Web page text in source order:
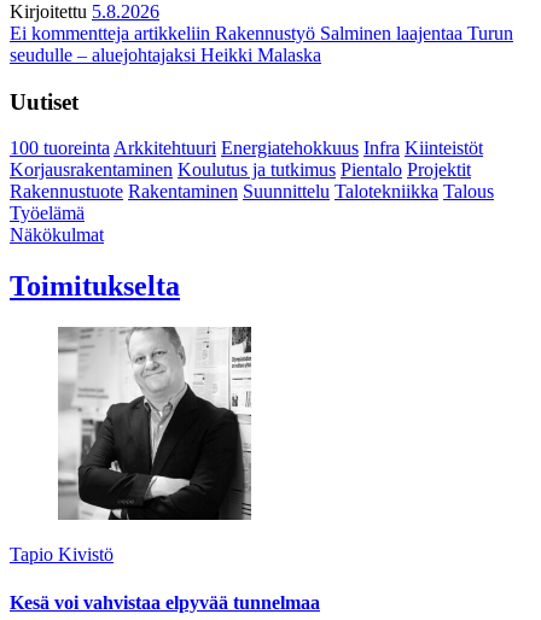
Kirjoitettu 5.8.2026
Ei kommentteja artikkeliin Rakennustyö Salminen laajentaa Turun
seudulle – aluejohtajaksi Heikki Malaska
Uutiset
100 tuoreintaArkkitehtuuri Energiatehokkuus Infra Kiinteistöt
Korjausrakentaminen Koulutus ja tutkimus Pientalo Projektit
Rakennustuote Rakentaminen Suunnittelu Talotekniikka Talous
Työelämä
Näkökulmat
Toimitukselta
Tapio Kivistö
Kesä voi vahvistaa elpyvää tunnelmaa